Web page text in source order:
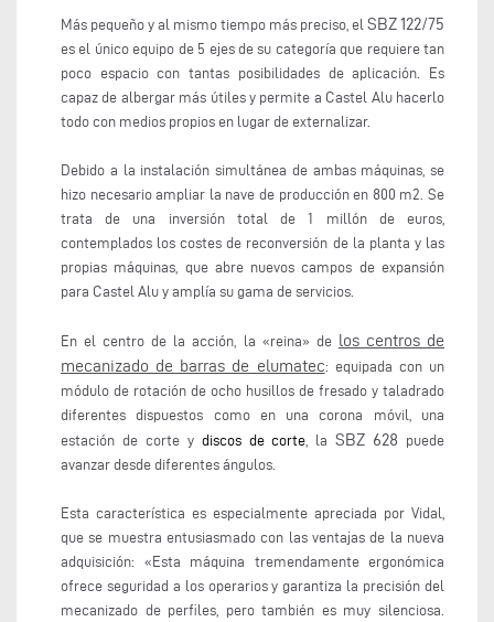
Más pequeño y al mismo tiempo más preciso, el SBZ 122/75
es el único equipo de 5 ejes de su categoría que requiere tan
poco espacio con tantas posibilidades de aplicación. Es
capaz de albergar más útiles y permite a Castel Alu hacerlo
todo con medios propios en lugar de externalizar.
Debido a la instalación simultánea de ambas máquinas, se
hizo necesario ampliar la nave de producción en 800 m2. Se
trata de una inversión total de 1 millón de euros,
contemplados los costes de reconversión de la planta y las
propias máquinas, que abre nuevos campos de expansión
para Castel Alu y amplía su gama de servicios.
En el centro de la acción, la «reina» de los centros de
mecanizado de barras de elumatec: equipada con un
módulo de rotación de ocho husillos de fresado y taladrado
diferentes dispuestos como en una corona móvil, una
estación de corte y discos de corte , laSBZ 628 puede
avanzar desde diferentes ángulos.
Esta característica es especialmente apreciada por Vidal,
que se muestra entusiasmado con las ventajas de la nueva
adquisición: «Esta máquina tremendamente ergonómica
ofrece seguridad a los operarios y garantiza la precisión del
mecanizado de perfiles, pero también es muy silenciosa.